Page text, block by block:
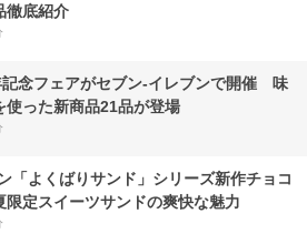
徹底紹介
念フェアがセブン-イレブンで開催 味
使った新商品21品が登場
「よくばりサンド」シリーズ新作チョコ
限定スイーツサンドの爽快な魅力